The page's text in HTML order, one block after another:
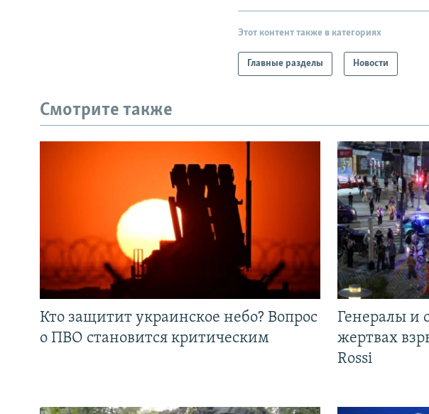
Этот контент также в категориях
Главные разделы Новости
Смотрите также
Кто защитит украинское небо? Вопрос
о ПВО становится критическим
Генералы и
жертвах
Rossi